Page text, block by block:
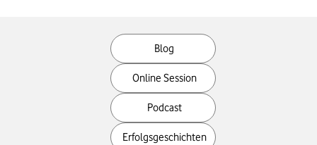
Filter
your
MediaType
Blog
Online Session
Podcast
Erfolgsgeschichten